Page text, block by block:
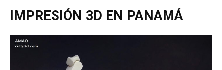
IMPRESIÓN 3D EN PANAMÁ